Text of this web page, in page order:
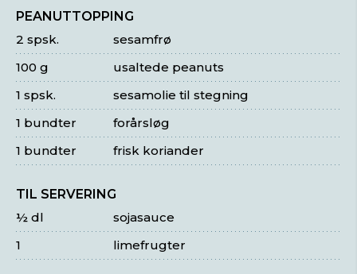
PEANUTTOPPING
sesamfrø
2 spsk.
usaltede peanuts
100 g
sesamolie til stegning
1 spsk.
forårsløg
1 bundter
frisk koriander
1 bundter
TIL SERVERING
sojasauce
½ dl
limefrugter
1